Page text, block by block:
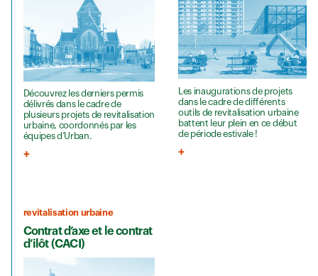
Découvrez les derniers permis
délivrés dans le cadre de
plusieurs projets de revitalisation
urbaine, coordonnés par les
équipes d’Urban.
Les inaugurations de projets
dans le cadre de différents
outils de revitalisation urbaine
battent leur plein en ce début
de période estivale !
revitalisation urbaine
Contrat d’axe et le contrat
d’ilôt (CACI)